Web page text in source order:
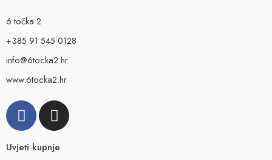
6 točka 2
+385 91 545 0128
info@6tocka2.hr
www.6tocka2.hr
Uvjeti kupnje